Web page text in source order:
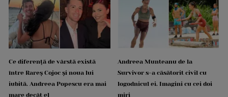
Ce diferență de vârstă există
între Rareș Cojoc și noua lui
iubită. Andreea Popescu era mai
mare decât el
Andreea Munteanu de la
Survivor s-a căsătorit civil cu
logodnicul ei. Imagini cu cei doi
miri